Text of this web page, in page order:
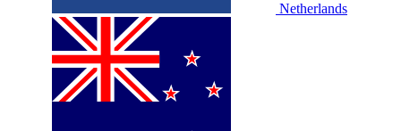
Netherlands